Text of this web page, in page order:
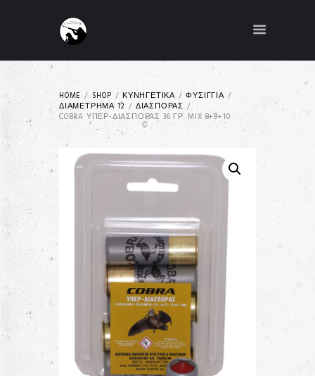
HOME SHOP ΚΥΝΗΓΕΤΙΚΑ
ΦΥΣΙΓΓΙΑ
ΔΙΑΜΕΤΡΗΜΑ 12
ΔΙΑΣΠΟΡΑΣ
COBRA ΥΠΕΡ-ΔΙΑΣΠΟΡΑΣ 36 ΓΡ. MIX 8+9+10